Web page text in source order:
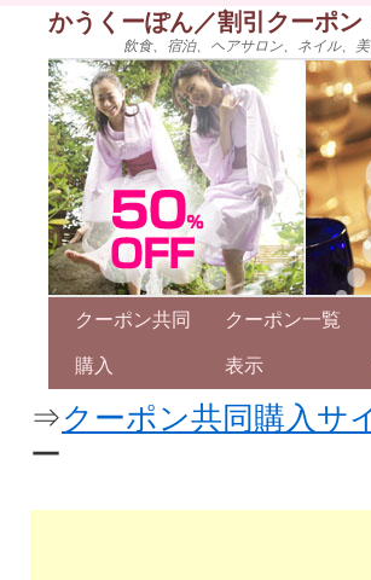
かうくーぽん／割引クーポ
飲食、宿泊、ヘアサロン、ネイル、
クーポン共同
購入
クーポン一覧
表示
⇒クーポン共同購入サ
ー